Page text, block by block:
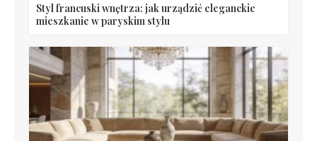
Styl francuski wnętrza: jak urządzić eleganckie
mieszkanie w paryskim stylu